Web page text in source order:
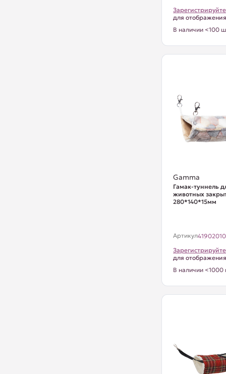
для
В наличии <100
Gamma
Гамак-туннель
животных
280*140*15мм
Артикул41902010
для
В наличии <1000